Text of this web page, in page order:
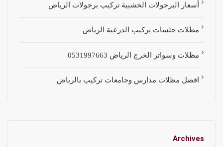
أسعار البرجولات الخشبية تركيب برجولات الرياض
مظلات جلسات تركيب الدرعية الرياض
مظلات وسواتر الخرج الرياض 0531997663
افضل مظلات مدارس وجامعات تركيب بالرياض
Archives